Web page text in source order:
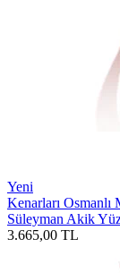
Yeni
Kenarları Osmanlı
Süleyman Akik
3.665,00 TL